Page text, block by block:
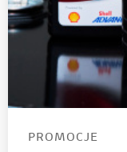
PROMOCJE